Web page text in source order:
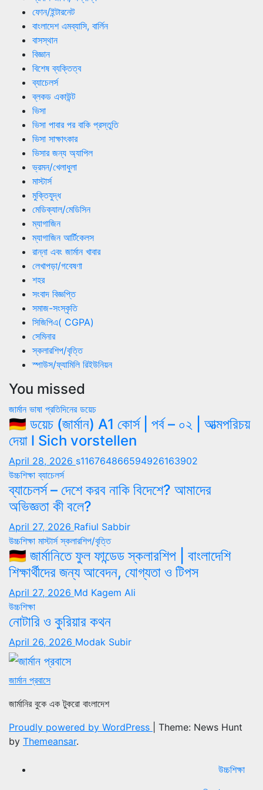
ফোন/ইন্টারনেট
বাংলাদেশ এমব্যাসি, বার্লিন
বাসস্থান
বিজ্ঞান
বিশেষ ব্যক্তিত্ব
ব্যাচেলর্স
ব্লকড একাউন্ট
ভিসা
ভিসা পাবার পর বাকি প্রস্তুতি
ভিসা সাক্ষাৎকার
ভিসার জন্য অ্যাপিল
ভ্রমন/খেলাধুলা
মাস্টার্স
মুক্তিযুদ্ধ
মেডিক্যাল/মেডিসিন
ম্যাগাজিন
ম্যাগাজিন আর্টিকেলস
রান্না এবং জার্মান খাবার
লেখাপড়া/গবেষণা
শহর
সংবাদ বিজ্ঞপ্তি
সমাজ-সংস্কৃতি
সিজিপিএ( CGPA)
সেমিনার
স্কলারশিপ/বৃত্তি
স্পাউস/ফ্যামিলি রিইউনিয়ন
You missed
জার্মান ভাষা প্রতিদিনের ডয়েচ
🇩🇪 ডয়েচ (জার্মান) A1 কোর্স | পর্ব – ০২ | আত্মপরিচয়
দেয়া l Sich vorstellen
April 28, 2026 s116764866594926163902
উচ্চশিক্ষাব্যাচেলর্স
ব্যাচেলর্স – দেশে করব নাকি বিদেশে? আমাদের
অভিজ্ঞতা কী বলে?
April 27, 2026 Rafiul Sabbir
উচ্চশিক্ষা মাস্টার্সস্কলারশিপ/বৃত্তি
🇩🇪 জার্মানিতে ফুল ফান্ডেড স্কলারশিপ | বাংলাদেশি
শিক্ষার্থীদের জন্য আবেদন, যোগ্যতা ও টিপস
April 27, 2026 Md Kagem Ali
উচ্চশিক্ষা
নোটারি ও কুরিয়ার কথন
April 26, 2026 Modak Subir
জার্মান প্রবাসে
জার্মানির বুকে এক টুকরো বাংলাদেশ
Proudly powered by WordPress
Theme: News Hunt
by Themeansar.
উচ্চশিক্ষা